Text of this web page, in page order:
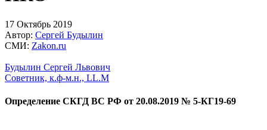
17 Октябрь 2019
Автор: Сергей Будылин
СМИ: Zakon.ru
Будылин Сергей Львович
Советник, к.ф-м.н., LL.M
Определение СКГД ВС РФ от 20.08.2019 № 5-КГ19-69